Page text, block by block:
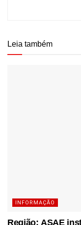
Leia também
INFORMAÇÃO
Região: ASAE